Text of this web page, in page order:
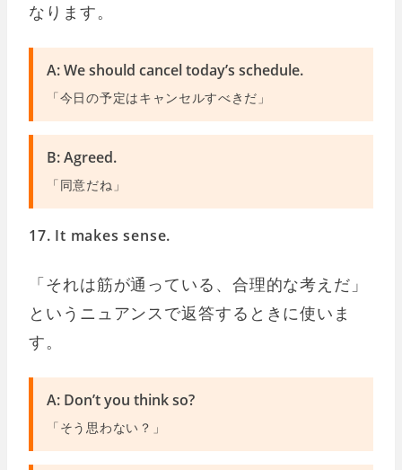
なります。
A: We should cancel today’s schedule.
「今日の予定はキャンセルすべきだ」
B: Agreed.
「同意だね」
17. It makes sense.
「それは筋が通っている、合理的な考えだ」
というニュアンスで返答するときに使いま
す。
A: Don’t you think so?
「そう思わない？」